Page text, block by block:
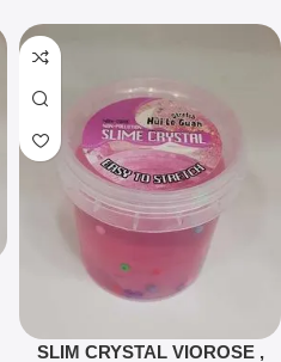
SLIM CRYSTAL VIOROSE ,